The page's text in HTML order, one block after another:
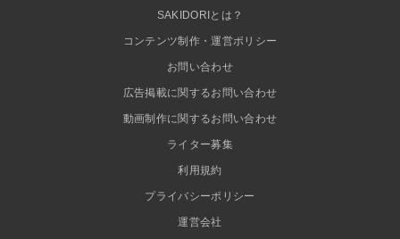
SAKIDORIとは？
コンテンツ制作・運営ポリシー
お問い合わせ
広告掲載に関するお問い合わせ
動画制作に関するお問い合わせ
ライター募集
利用規約
プライバシーポリシー
運営会社